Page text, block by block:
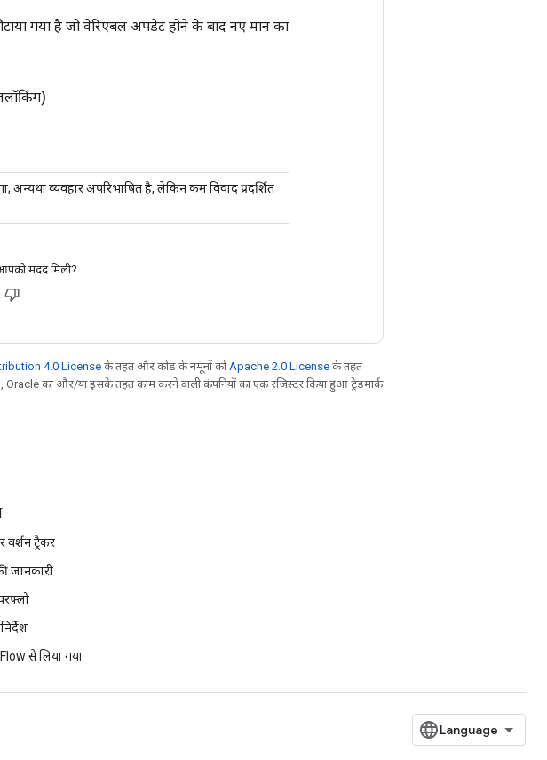
गया है जो वेरिएबल अपडेट होने के बाद नए मान का
अन्यथा व्यवहार अपरिभाषित है, लेकिन कम विवाद प्रदर्शित
मदद मिली?
4.0 Licenseके तहत और कोड के नमूनों को Apache 2.0 License के तहत
का और/या इसके तहत काम करने वाली कंपनियों का एक रजिस्टर किया हुआ ट्रेडमार्क
वर्शन ट्रैकर
जानकारी
से लिया गया